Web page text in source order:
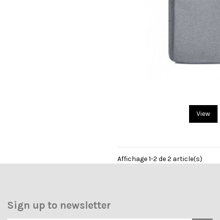
View
Affichage 1-2 de 2 article(s)
Sign up to newsletter